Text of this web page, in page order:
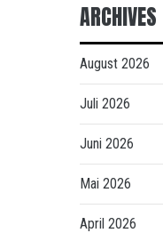
ARCHIVES
August 2026
Juli 2026
Juni 2026
Mai 2026
April 2026